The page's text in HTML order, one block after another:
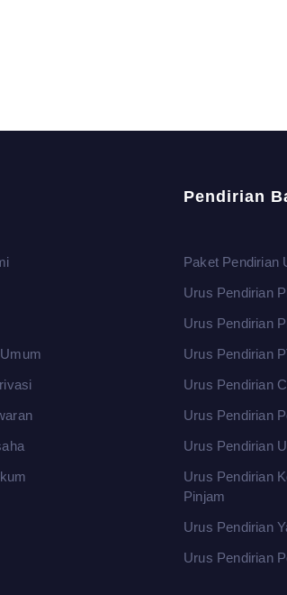
Pendirian
Paket Pendirian
Urus Pendirian
Urus Pendirian
Urus Pendirian
Urus Pendirian
Urus Pendirian
Urus Pendirian
Urus Pendirian
Pinjam
Urus Pendirian
Urus Pendirian